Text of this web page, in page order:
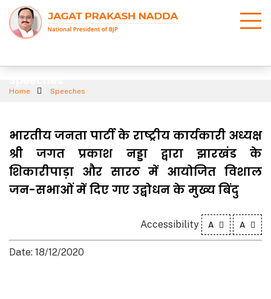
Home Speeches
भारतीय जनता पार्टी के राष्ट्रीय कार्यकारी अध्यक्ष
श्री जगत प्रकाश नड्डा द्वारा झारखंड के
शिकारीपाड़ा और सारठ में आयोजित विशाल
जन-सभाओं में दिए गए उद्बोधन के मुख्य बिंदु
Accessibility A A
Date: 18/12/2020